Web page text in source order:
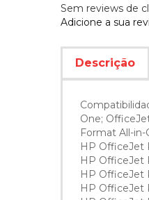
Sem reviews de
Adicione a sua
Descrição
One;
Format All-
HP OfficeJet
HP OfficeJet
HP OfficeJet
HP OfficeJet